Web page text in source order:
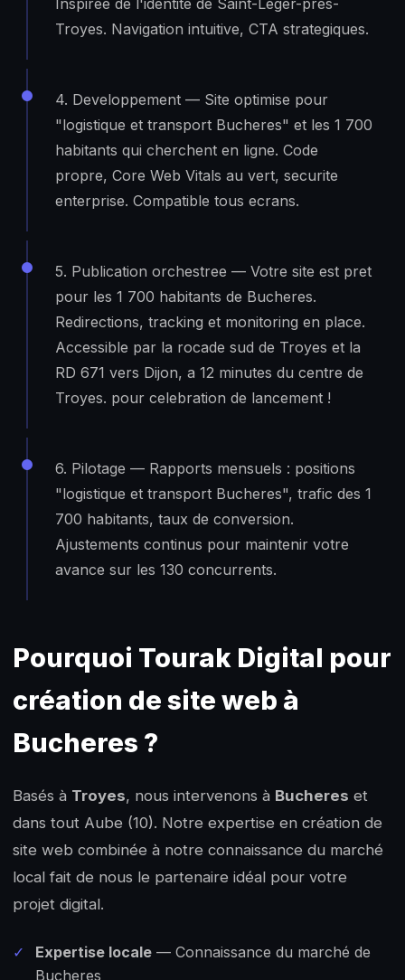
Inspiree de l'identite de Saint-Leger-pres-
Troyes. Navigation intuitive, CTA strategiques.
4. Developpement — Site optimise pour
"logistique et transport Bucheres" et les 1 700
habitants qui cherchent en ligne. Code
propre, Core Web Vitals au vert, securite
enterprise. Compatible tous ecrans.
5. Publication orchestree — Votre site est pret
pour les 1 700 habitants de Bucheres.
Redirections, tracking et monitoring en place.
Accessible par la rocade sud de Troyes et la
RD 671 vers Dijon, a 12 minutes du centre de
Troyes. pour celebration de lancement !
6. Pilotage — Rapports mensuels : positions
"logistique et transport Bucheres", trafic des 1
700 habitants, taux de conversion.
Ajustements continus pour maintenir votre
avance sur les 130 concurrents.
Pourquoi Tourak Digital pour
création de site web à
Bucheres ?
Basés à Troyes, nous intervenons à Bucheres et
dans tout Aube (10). Notre expertise en création de
site web combinée à notre connaissance du marché
local fait de nous le partenaire idéal pour votre
projet digital.
✓ Expertise locale — Connaissance du marché de
Bucheres